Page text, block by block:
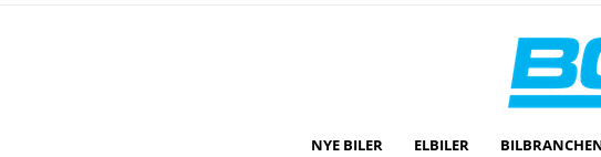
NYE BILER ELBILER